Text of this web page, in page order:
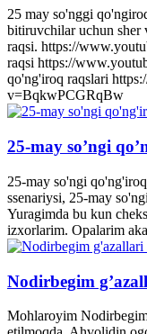
25 may so'nggi
bitiruvchilar uchun sher
raqsi. https://
raqsi https://
qo'ng'iroq raqslari
v=BqkwPCGRqBw
25-may so’ngi
25-may so'ngi
ssenariysi, 25-may
Yuragimda bu kun
izxorlarim. Opalarim
Nodirbegim
Mohlaroyim